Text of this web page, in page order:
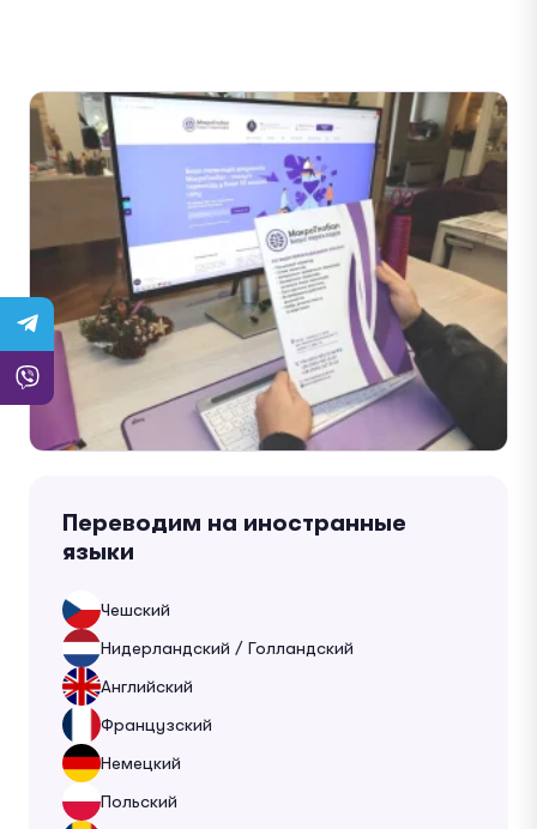
Переводим на иностранные
языки
Чешский
Нидерландский / Голландский
Английский
Французский
Немецкий
Польский